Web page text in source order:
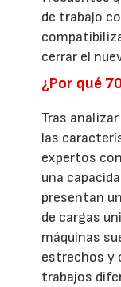
de trabajo
cerrar el
¿Por qué
Tras
las
expertos
una
presentan
de cargas
máquinas
estrechos y
trabajos